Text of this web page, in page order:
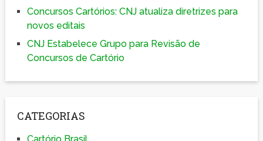
Concursos Cartórios: CNJ atualiza diretrizes para
novos editais
CNJ Estabelece Grupo para Revisão de
Concursos de Cartório
CATEGORIAS